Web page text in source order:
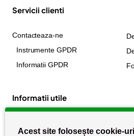
Servicii clienti
Contacteaza-ne
Instrumente GPDR
Informatii GPDR
Informatii utile
Acest site folosește cookie-uri